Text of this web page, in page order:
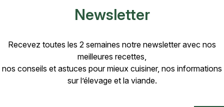
Newsletter
Recevez toutes les 2 semaines notre newsletter avec nos
meilleures recettes,
nos conseils et astuces pour mieux cuisiner, nos informations
sur l’élevage et la viande.